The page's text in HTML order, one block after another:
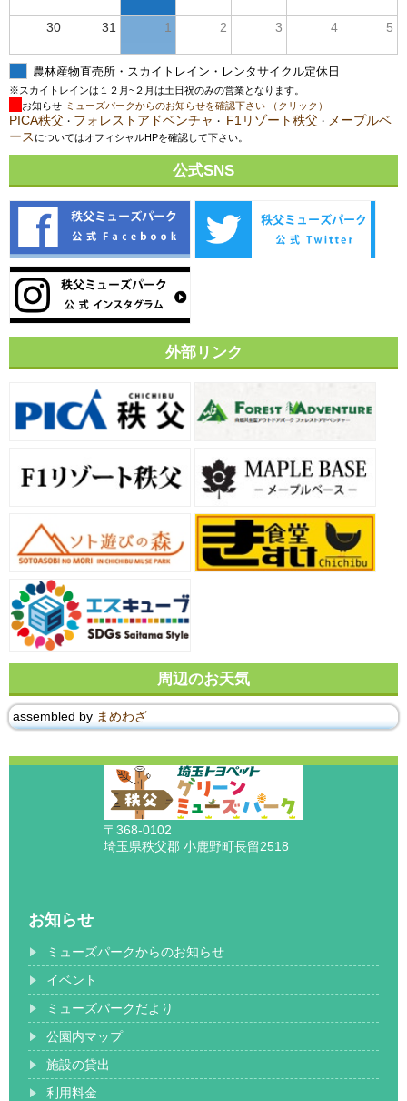
30 31 1 2 3 4 5
農林産物直売所・スカイトレイン・レンタサイクル定休日
※スカイトレインは１２月~２月は土日祝のみの営業となります。
お知らせ ミューズパークからのお知らせを確認下さい （クリック）
PICA秩父 ・ フォレストアドベンチャ ・ F1リゾート秩父 ・ メープルベ
ース についてはオフィシャルHPを確認して下さい。
公式SNS
外部リンク
周辺のお天気
assembled by まめわざ
〒368-0102
埼玉県秩父郡 小鹿野町長留2518
お知らせ
ミューズパークからのお知らせ
イベント
ミューズパークだより
公園内マップ
施設の貸出
利用料金